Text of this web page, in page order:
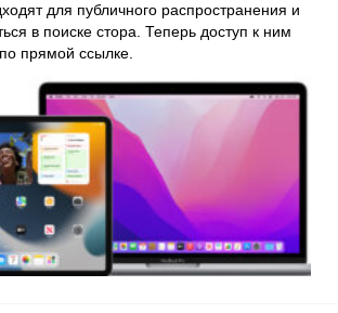
для публичного распространения и
в поиске стора. Теперь доступ к ним
прямой ссылке.